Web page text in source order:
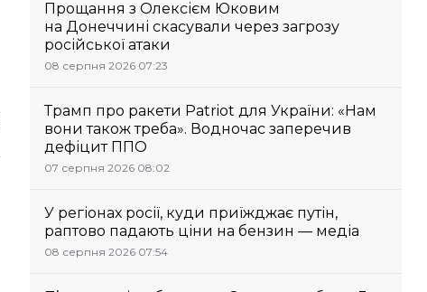
Прощання з Олексієм Юковим
на Донеччині скасували через загрозу
російської атаки
08 серпня 2026 07:23
Трамп про ракети Patriot для України: «Нам
вони також треба». Водночас заперечив
дефіцит ППО
07 серпня 2026 08:02
У регіонах росії, куди приїжджає путін,
раптово падають ціни на бензин — медіа
08 серпня 2026 07:54